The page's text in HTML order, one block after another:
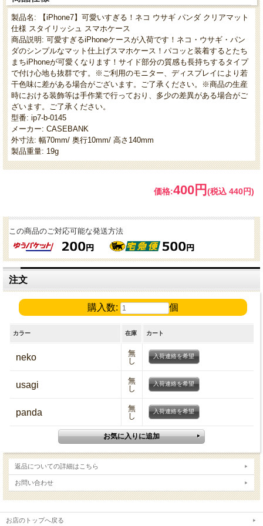
製品名: 【iPhone7】可愛いすぎる！ネコ ウサギ パンダ クリアマット
仕様 スタイリッシュ スマホケース
商品説明: 可愛すぎるiPhoneケースが入荷です！ネコ・ウサギ・パン
ダのシンプルなマット仕上げスマホケース！パコッと装着するとたち
まちiPhoneが可愛くなります！サイド部分の質感も長持ちするタイプ
で付け心地も抜群です。※ご利用のモニター、ディスプレイにより若
干色味に差がある場合がございます。ご了承ください。※商品の生産
時における装飾等は手作業で行っており、多少の差異がある場合がご
ざいます。ご了承ください。
型番: ip7-b-0145
メーカー: CASEBANK
外寸法: 幅70mm/ 奥行10mm/ 高さ140mm
製品重量: 19g
価格:400円 (税込 440円)
この商品のご対応可能な発送方法
注文
購入数: 個
カラー 在庫 カート
neko
無
し
入荷連絡を希望
usagi
無
し
入荷連絡を希望
panda
無
し
入荷連絡を希望
返品についての詳細はこちら
お問い合わせ
お店のトップへ戻る